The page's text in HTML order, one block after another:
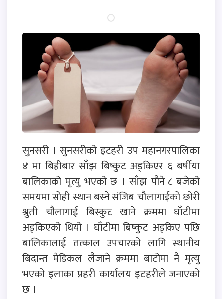
सुनसरी । सुनसरीको इटहरी उप महानगरपालिका
४ मा बिहीबार साँझ बिष्कुट अड्किएर ६ बर्षीया
बालिकाको मृत्यु भएको छ । साँझ पौने ८ बजेको
समयमा सोही स्थान बस्ने संजिब चौलागाईको छोरी
श्रुती चौलागाई बिस्कुट खाने क्रममा घाँटीमा
अड्किएको थियो । घाँटीमा बिष्कुट अड्किए पछि
बालिकालाई तत्काल उपचारको लागि स्थानीय
बिदान्त मेडिकल लैजाने क्रममा बाटोमा नै मृत्यु
भएको इलाका प्रहरी कार्यालय इटहरीले जनाएको
छ ।